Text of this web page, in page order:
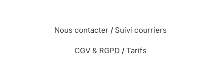
Nous contacter / Suivi courriers
CGV & RGPD / Tarifs